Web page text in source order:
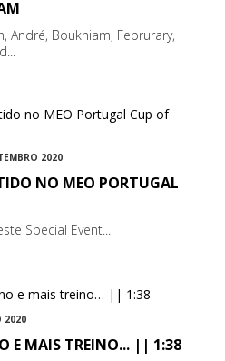
André, Boukhiam, Februrary,
2020
NO MEO PORTUGAL
Special Event...
2020
E MAIS TREINO... || 1:38